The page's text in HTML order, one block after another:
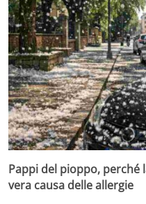
Pappi del pioppo, perché
vera causa delle allergie